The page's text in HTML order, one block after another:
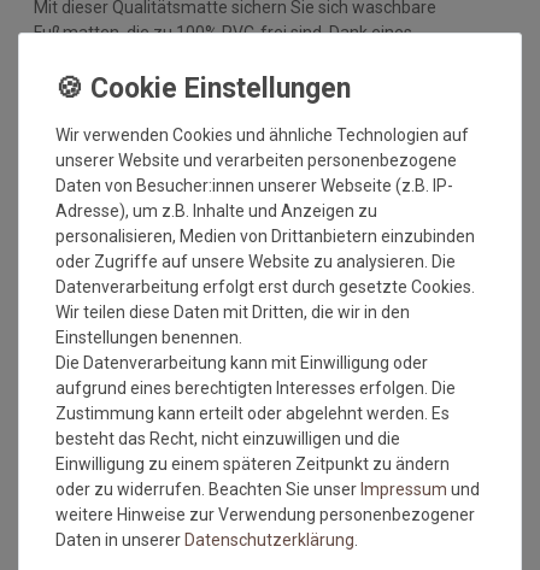
Mit dieser Qualitätsmatte sichern Sie sich waschbare
Fußmatten, die zu 100% PVC-frei sind. Dank eines
ruschfest. Einem sicheren Gebrauch auch auf
Fußbodenheizungen steht somit nichts mehr im Wege.
Vor dem ersten Gebrauch waschen Sie die Fußmatte separat
bei angegebener Temperatur mit Feinwaschmittel und legen
sie flach zum Trocknen aus. Dadurch richten sich die Fasern
auf, der Mattenflor wird aktiviert und transportbedingte Falten
und Knicke werden wieder glatt. Pflegen Sie so Ihre
Fußmatte regelmäßig und Sie werden überrascht sein, wie
viele Jahre Qualität und Farbe erhalten bleiben.
Waschtipps:
Matten, die nicht mehr in die Waschmaschine passen, können
mit einem Dampfstrahler (aus Entfernung) gereinigt werden
oder bei einer Wäscherei abgegeben werden. Ganz wichtig ist
auch, dass man die Matten nicht gefaltet und auch nicht mit
anderen Wäschestücken in die Maschine legt, damit die Matte
nicht mit Knicken wieder aus der Maschine kommt. Dies ist
kein Materialfehler und stellt auch keinen Reklamationsgrund
Wir verwenden Cookies und ähnliche Technologien auf
unserer Website und verarbeiten personenbezogene
Daten von Besucher:innen unserer Webseite (z.B. IP-
Adresse), um z.B. Inhalte und Anzeigen zu
personalisieren, Medien von Drittanbietern einzubinden
oder Zugriffe auf unsere Website zu analysieren. Die
Datenverarbeitung erfolgt erst durch gesetzte Cookies.
Wir teilen diese Daten mit Dritten, die wir in den
Einstellungen benennen.
Die Datenverarbeitung kann mit Einwilligung oder
aufgrund eines berechtigten Interesses erfolgen. Die
Zustimmung kann erteilt oder abgelehnt werden. Es
besteht das Recht, nicht einzuwilligen und die
Einwilligung zu einem späteren Zeitpunkt zu ändern
oder zu widerrufen. Beachten Sie unser Impressum und
weitere Hinweise zur Verwendung personenbezogener
Daten in unserer Daten­schutz­erklärung